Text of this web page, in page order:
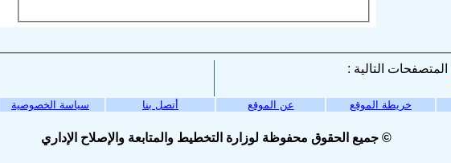
خريطة الموقع عن الموقع أتصل بنا سياسة الخصوصية
© جميع الحقوق محفوظة لوزارة التخطيط والمتابعة والإصلاح الإداري